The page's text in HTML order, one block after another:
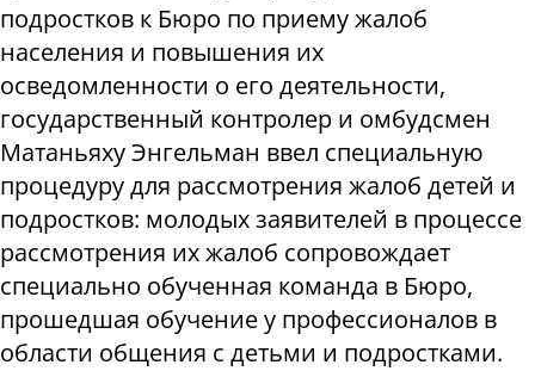
подростков к Бюро по приему жалоб
населения и повышения их
осведомленности о его деятельности,
государственный контролер и омбудсмен
Матаньяху Энгельман ввел специальную
процедуру для рассмотрения жалоб детей и
подростков: молодых заявителей в процессе
рассмотрения их жалоб сопровождает
специально обученная команда в Бюро,
прошедшая обучение у профессионалов в
области общения с детьми и подростками.